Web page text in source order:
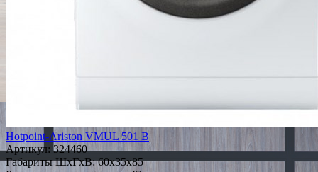
Hotpoint-Ariston VMUL 501 B
Артикул: 324460
Габариты ШxГxВ: 60x35x85